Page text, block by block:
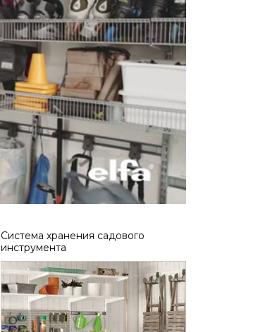
Система хранения садового
инструмента